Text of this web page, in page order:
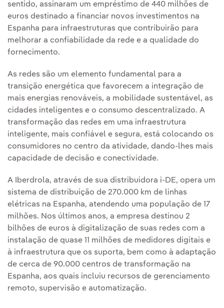
sentido, assinaram um empréstimo de 440 milhões de
euros destinado a financiar novos investimentos na
Espanha para infraestruturas que contribuirão para
melhorar a confiabilidade da rede e a qualidade do
fornecimento.
As redes são um elemento fundamental para a
transição energética que favorecem a integração de
mais energias renováveis, a mobilidade sustentável, as
cidades inteligentes e o consumo descentralizado. A
transformação das redes em uma infraestrutura
inteligente, mais confiável e segura, está colocando os
consumidores no centro da atividade, dando-lhes mais
capacidade de decisão e conectividade.
A Iberdrola, através de sua distribuidora i-DE, opera um
sistema de distribuição de 270.000 km de linhas
elétricas na Espanha, atendendo uma população de 17
milhões. Nos últimos anos, a empresa destinou 2
bilhões de euros à digitalização de suas redes com a
instalação de quase 11 milhões de medidores digitais e
à infraestrutura que os suporta, bem como à adaptação
de cerca de 90.000 centros de transformação na
Espanha, aos quais incluiu recursos de gerenciamento
remoto, supervisão e automatização.